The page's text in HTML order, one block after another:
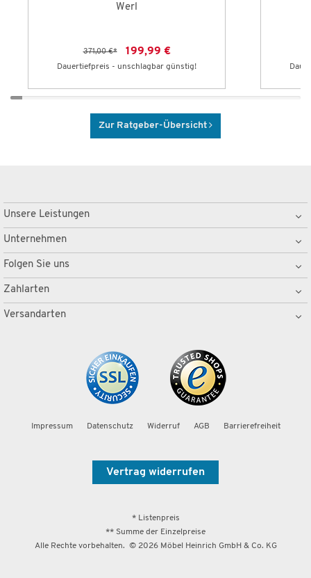
Werl
371,00 €* 199,99 €
Dauertiefpreis - unschlagbar günstig!
Zur Ratgeber-Übersicht
Unsere Leistungen
Unternehmen
Folgen Sie uns
Zahlarten
Versandarten
Impressum Datenschutz Widerruf AGB Barrierefreiheit
Vertrag widerrufen
* Listenpreis
** Summe der Einzelpreise
Alle Rechte vorbehalten. © 2026Möbel Heinrich GmbH & Co. KG